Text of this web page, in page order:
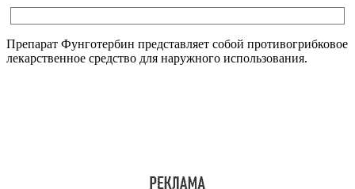
Препарат Фунготербин представляет собой противогрибковое
лекарственное средство для наружного использования.